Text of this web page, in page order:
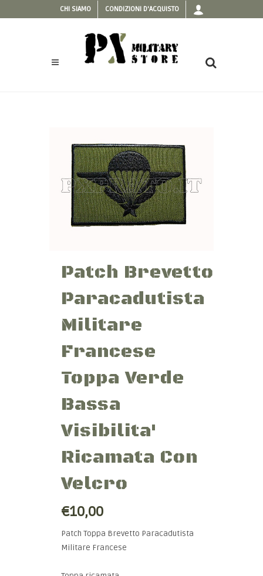
CHI SIAMO CONDIZIONI D'ACQUISTO
Patch Brevetto
Paracadutista
Militare
Francese
Toppa Verde
Bassa
Visibilita'
Ricamata Con
Velcro
€10,00
Patch Toppa Brevetto Paracadutista
Militare Francese